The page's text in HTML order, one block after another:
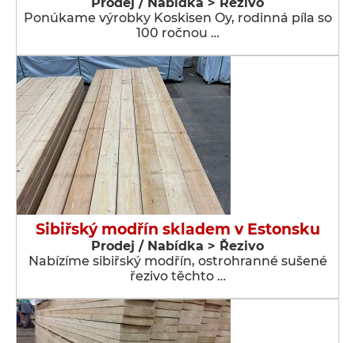
Ponúkame výrobky Koskisen Oy, rodinná píla so
100 ročnou …
Sibiřský modřín skladem v Estonsku
Prodej / Nabídka > Řezivo
Nabízíme sibiřský modřín, ostrohranné sušené
řezivo těchto …